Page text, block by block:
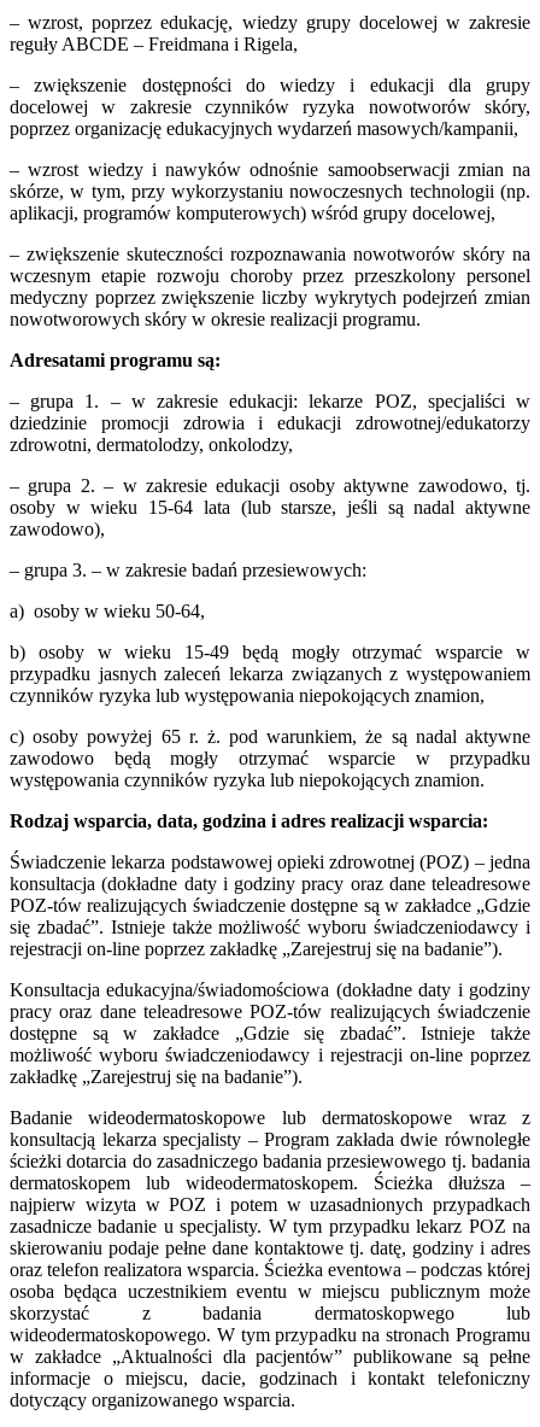
– wzrost, poprzez edukację, wiedzy grupy docelowej w zakresie
reguły ABCDE – Freidmana i Rigela,
– zwiększenie dostępności do wiedzy i edukacji dla grupy
docelowej w zakresie czynników ryzyka nowotworów skóry,
poprzez organizację edukacyjnych wydarzeń masowych/kampanii,
– wzrost wiedzy i nawyków odnośnie samoobserwacji zmian na
skórze, w tym, przy wykorzystaniu nowoczesnych technologii (np.
aplikacji, programów komputerowych) wśród grupy docelowej,
– zwiększenie skuteczności rozpoznawania nowotworów skóry na
wczesnym etapie rozwoju choroby przez przeszkolony personel
medyczny poprzez zwiększenie liczby wykrytych podejrzeń zmian
nowotworowych skóry w okresie realizacji programu.
Adresatami programu są:
– grupa 1. – w zakresie edukacji: lekarze POZ, specjaliści w
dziedzinie promocji zdrowia i edukacji zdrowotnej/edukatorzy
zdrowotni, dermatolodzy, onkolodzy,
– grupa 2. – w zakresie edukacji osoby aktywne zawodowo, tj.
osoby w wieku 15-64 lata (lub starsze, jeśli są nadal aktywne
zawodowo),
– grupa 3. – w zakresie badań przesiewowych:
a) osoby w wieku 50-64,
b) osoby w wieku 15-49 będą mogły otrzymać wsparcie w
przypadku jasnych zaleceń lekarza związanych z występowaniem
czynników ryzyka lub występowania niepokojących znamion,
c) osoby powyżej 65 r. ż. pod warunkiem, że są nadal aktywne
zawodowo będą mogły otrzymać wsparcie w przypadku
występowania czynników ryzyka lub niepokojących znamion.
Rodzaj wsparcia, data, godzina i adres realizacji wsparcia:
Świadczenie lekarza podstawowej opieki zdrowotnej (POZ) – jedna
konsultacja (dokładne daty i godziny pracy oraz dane teleadresowe
POZ-tów realizujących świadczenie dostępne są w zakładce „Gdzie
się zbadać”. Istnieje także możliwość wyboru świadczeniodawcy i
rejestracji on-line poprzez zakładkę „Zarejestruj się na badanie”).
Konsultacja edukacyjna/świadomościowa (dokładne daty i godziny
pracy oraz dane teleadresowe POZ-tów realizujących świadczenie
dostępne są w zakładce „Gdzie się zbadać”. Istnieje także
możliwość wyboru świadczeniodawcy i rejestracji on-line poprzez
zakładkę „Zarejestruj się na badanie”).
Badanie wideodermatoskopowe lub dermatoskopowe wraz z
konsultacją lekarza specjalisty – Program zakłada dwie równoległe
ścieżki dotarcia do zasadniczego badania przesiewowego tj. badania
dermatoskopem lub wideodermatoskopem. Ścieżka dłuższa –
najpierw wizyta w POZ i potem w uzasadnionych przypadkach
zasadnicze badanie u specjalisty. W tym przypadku lekarz POZ na
skierowaniu podaje pełne dane kontaktowe tj. datę, godziny i adres
oraz telefon realizatora wsparcia. Ścieżka eventowa – podczas której
osoba będąca uczestnikiem eventu w miejscu publicznym może
skorzystać z badania dermatoskopwego lub
wideodermatoskopowego. W tym przypadku na stronach Programu
w zakładce „Aktualności dla pacjentów” publikowane są pełne
informacje o miejscu, dacie, godzinach i kontakt telefoniczny
dotyczący organizowanego wsparcia.